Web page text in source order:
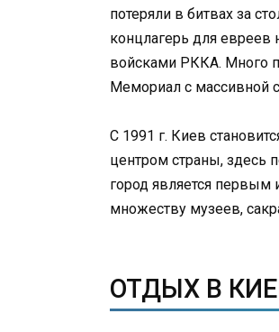
потеряли в битвах за
концлагерь для евреев
войсками РККА. Много
Мемориал с массивной
С 1991 г. Киев
центром страны, здесь
город является
множеству музеев,
ОТДЫХ В